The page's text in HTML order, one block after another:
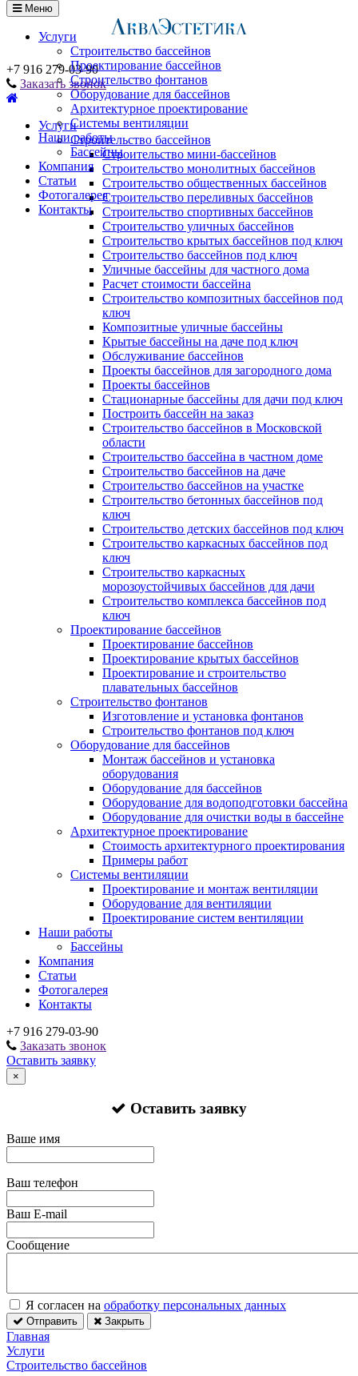
Меню
Услуги
Строительство бассейнов
Проектирование бассейнов
Строительство фонтанов
Оборудование для бассейнов
Архитектурное проектирование
Системы вентиляции
Наши работы
Бассейны
Компания
Статьи
Фотогалерея
Контакты
+7 916 279-03-90
Заказать звонок
Услуги
Строительство бассейнов
Строительство мини-бассейнов
Строительство монолитных бассейнов
Строительство общественных бассейнов
Строительство переливных бассейнов
Строительство спортивных бассейнов
Строительство уличных бассейнов
Строительство крытых бассейнов под ключ
Строительство бассейнов под ключ
Уличные бассейны для частного дома
Расчет стоимости бассейна
Строительство композитных бассейнов под
ключ
Композитные уличные бассейны
Крытые бассейны на даче под ключ
Обслуживание бассейнов
Проекты бассейнов для загородного дома
Проекты бассейнов
Стационарные бассейны для дачи под ключ
Построить бассейн на заказ
Строительство бассейнов в Московской
области
Строительство бассейна в частном доме
Строительство бассейнов на даче
Строительство бассейнов на участке
Строительство бетонных бассейнов под
ключ
Строительство детских бассейнов под ключ
Строительство каркасных бассейнов под
ключ
Строительство каркасных
морозоустойчивых бассейнов для дачи
Строительство комплекса бассейнов под
ключ
Проектирование бассейнов
Проектирование бассейнов
Проектирование крытых бассейнов
Проектирование и строительство
плавательных бассейнов
Строительство фонтанов
Изготовление и установка фонтанов
Строительство фонтанов под ключ
Оборудование для бассейнов
Монтаж бассейнов и установка
оборудования
Оборудование для бассейнов
Оборудование для водоподготовки бассейна
Оборудование для очистки воды в бассейне
Архитектурное проектирование
Стоимость архитектурного проектирования
Примеры работ
Системы вентиляции
Проектирование и монтаж вентиляции
Оборудование для вентиляции
Проектирование систем вентиляции
Наши работы
Бассейны
Компания
Статьи
Фотогалерея
Контакты
+7 916 279-03-90
Заказать звонок
Оставить заявку
×
Оставить заявку
Ваше имя
Ваш телефон
Ваш E-mail
Сообщение
Я согласен на обработку персональных данных
Отправить Закрыть
Главная
Услуги
Строительство бассейнов